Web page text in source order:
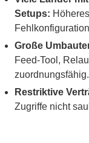
Setups:
Große
Feed-Tool,
zuordnungsfähig.
Restriktive
Zugriffe nicht